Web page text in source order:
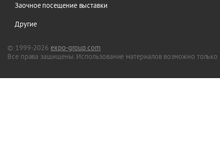
Заочное посещение выставки
Другие
© 1999-2026 expo-group.com
Все права защищены. Использование материалов возможно